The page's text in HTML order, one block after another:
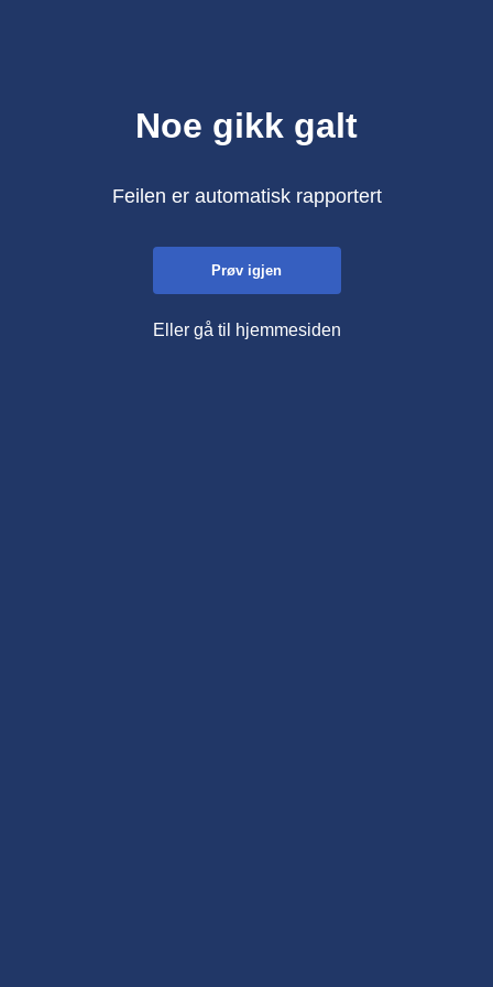
Noe gikk galt
Feilen er automatisk rapportert
Prøv igjen
Eller gå til hjemmesiden